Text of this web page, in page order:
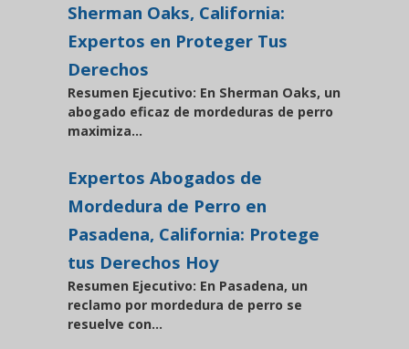
Sherman Oaks, California:
Expertos en Proteger Tus
Derechos
Resumen Ejecutivo: En Sherman Oaks, un
abogado eficaz de mordeduras de perro
maximiza...
Expertos Abogados de
Mordedura de Perro en
Pasadena, California: Protege
tus Derechos Hoy
Resumen Ejecutivo: En Pasadena, un
reclamo por mordedura de perro se
resuelve con...